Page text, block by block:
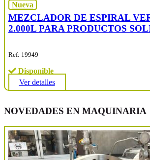
Nueva
MEZCLADOR DE ESPIRAL
2.000L PARA PRODUCTOS
Ref: 19949
Disponible
Ver detalles
NOVEDADES EN MAQUINARIA